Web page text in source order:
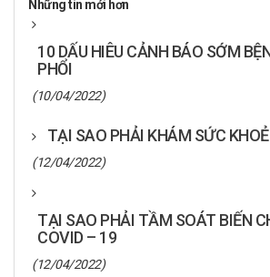
Những tin mới hơn
10 DẤU HIÊU CẢNH BÁO SỚM
PHỔI
(10/04/2022)
TẠI SAO PHẢI KHÁM SỨC
(12/04/2022)
TẠI SAO PHẢI TẦM SOÁT BIẾN
COVID – 19
(12/04/2022)